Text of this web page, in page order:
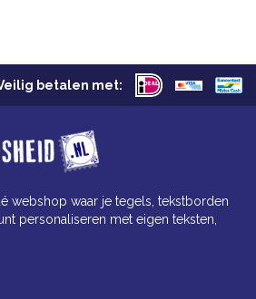
betalen met:
webshop waar je tegels, tekstborden
personaliseren met eigen teksten,